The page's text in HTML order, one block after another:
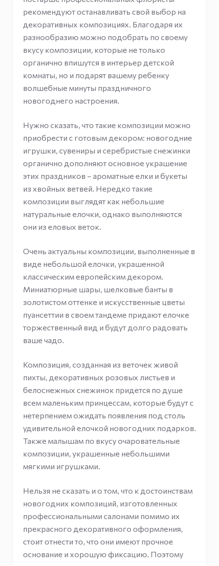
рекомендуют останавливать свой выбор на
декоративных композициях. Благодаря их
разнообразию можно подобрать по своему
вкусу композиции, которые не только
органично впишутся в интерьер детской
комнаты, но и подарят вашему ребенку
волшебные минуты праздничного
новогоднего настроения.
Нужно сказать, что такие композиции можно
приобрести с готовым декором: новогодние
игрушки, сувениры и серебристые снежинки
органично дополняют основное украшение
этих праздников – ароматные елки и букеты
из хвойных ветвей. Нередко такие
композиции выглядят как небольшие
натуральные елочки, однако выполняются
они из еловых веток.
Очень актуальны композиции, выполненные в
виде небольшой елочки, украшенной
классическим европейским декором.
Миниатюрные шары, шелковые банты в
золотистом оттенке и искусственные цветы
пуансеттии в своем тандеме придают елочке
торжественный вид и будут долго радовать
ваше чадо.
Композиция, созданная из веточек живой
пихты, декоративных розовых листьев и
белоснежных снежинок придется по душе
всем маленьким принцессам, которые будут с
нетерпением ожидать появления под столь
удивительной елочкой новогодних подарков.
Также малышам по вкусу очаровательные
композиции, украшенные небольшими
мягкими игрушками.
Нельзя не сказать и о том, что к достоинствам
новогодних композиций, изготовленных
профессиональными салонами помимо их
прекрасного декоративного оформления,
стоит отнести то, что они имеют прочное
основание и хорошую фиксацию. Поэтому